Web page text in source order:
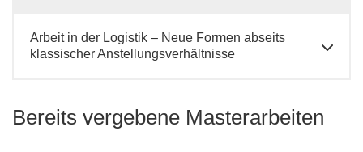
Arbeit in der Logistik – Neue Formen abseits
klassischer Anstellungsverhältnisse
Bereits vergebene Masterarbeiten